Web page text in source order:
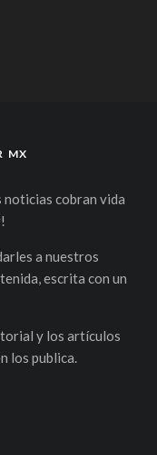
MX
noticias cobran vida
a nuestros
escrita con un
y los artículos
los publica.